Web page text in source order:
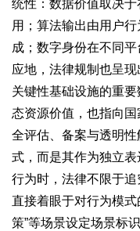
统性：数据价值取决
用；算法输出由用户
成；数字身份在不同
应地，法律规制也呈
关键性基础设施的重
态资源价值，也指向
全评估、备案与透明
式，而是其作为独立
行为时，法律不限于
直接着眼于对行为模式
策”等场景设定场景标